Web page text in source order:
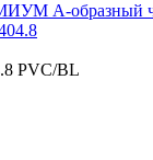
А-образный
PVC/BL